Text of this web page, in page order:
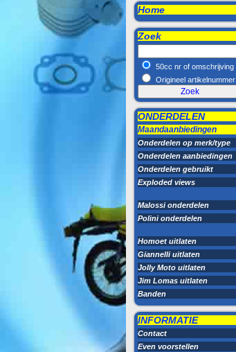
Home
Zoek
50cc nr of omschrijving
Origineel artikelnummer
ONDERDELEN
Maandaanbiedingen
Onderdelen op merk/type
Onderdelen aanbiedingen
Onderdelen gebruikt
Exploded views
Malossi onderdelen
Polini onderdelen
Homoet uitlaten
Giannelli uitlaten
Jolly Moto uitlaten
Jim Lomas uitlaten
Banden
INFORMATIE
Contact
Even voorstellen